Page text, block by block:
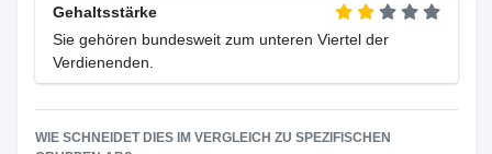
Gehaltsstärke
Sie gehören bundesweit zum unteren Viertel der
Verdienenden.
WIE SCHNEIDET DIES IM VERGLEICH ZU SPEZIFISCHEN